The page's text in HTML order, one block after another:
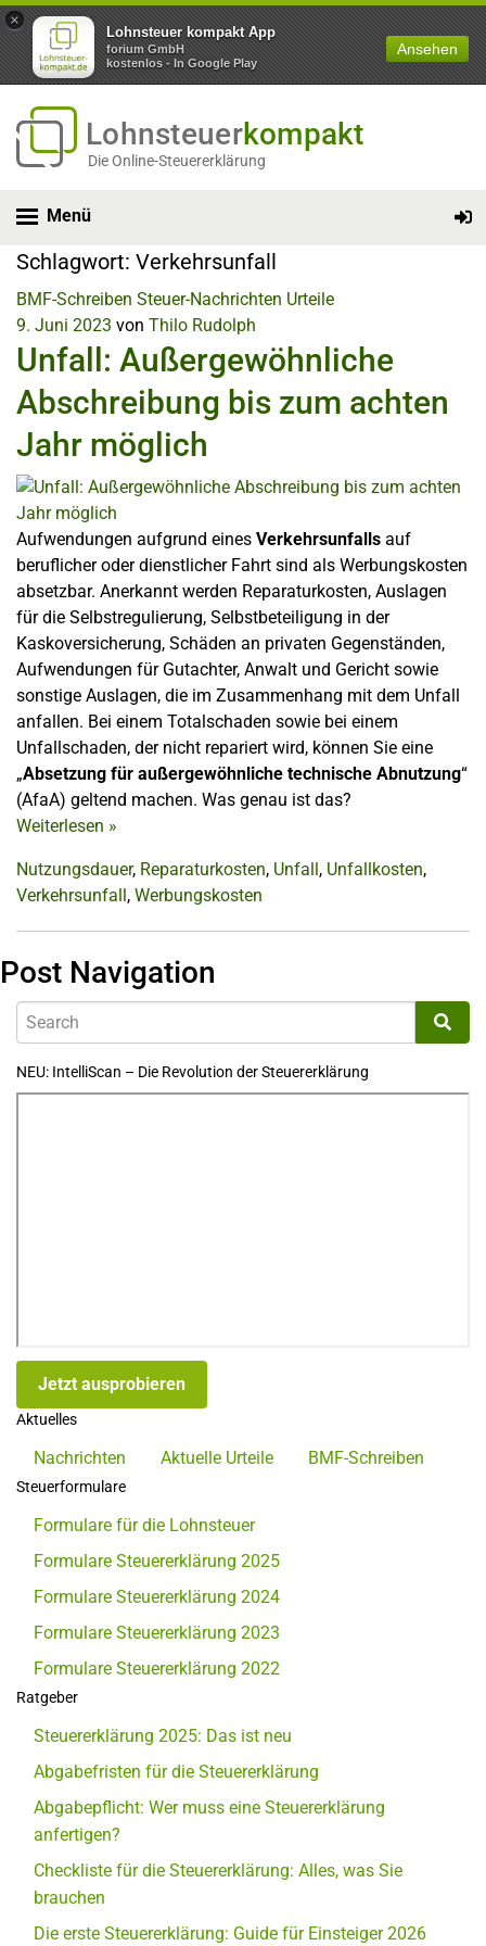
×
Lohnsteuer kompakt App
forium GmbH
kostenlos - In Google Play
Ansehen
Lohnsteuerkompakt
Die Online-Steuererklärung
Menü
Schlagwort: Verkehrsunfall
BMF-Schreiben Steuer-Nachrichten Urteile
9. Juni 2023 von Thilo Rudolph
Unfall: Außergewöhnliche
Abschreibung bis zum achten
Jahr möglich
Aufwendungen aufgrund eines Verkehrsunfalls auf
beruflicher oder dienstlicher Fahrt sind als Werbungskosten
absetzbar. Anerkannt werden Reparaturkosten, Auslagen
für die Selbstregulierung, Selbstbeteiligung in der
Kaskoversicherung, Schäden an privaten Gegenständen,
Aufwendungen für Gutachter, Anwalt und Gericht sowie
sonstige Auslagen, die im Zusammenhang mit dem Unfall
anfallen. Bei einem Totalschaden sowie bei einem
Unfallschaden, der nicht repariert wird, können Sie eine
„Absetzung für außergewöhnliche technische Abnutzung“
(AfaA) geltend machen. Was genau ist das?
Weiterlesen »
Nutzungsdauer, Reparaturkosten, Unfall, Unfallkosten,
Verkehrsunfall, Werbungskosten
Post Navigation
NEU: IntelliScan – Die Revolution der Steuererklärung
Jetzt ausprobieren
Aktuelles
Nachrichten Aktuelle Urteile BMF-Schreiben
Steuerformulare
Formulare für die Lohnsteuer
Formulare Steuererklärung 2025
Formulare Steuererklärung 2024
Formulare Steuererklärung 2023
Formulare Steuererklärung 2022
Ratgeber
Steuererklärung 2025: Das ist neu
Abgabefristen für die Steuererklärung
Abgabepflicht: Wer muss eine Steuererklärung
anfertigen?
Checkliste für die Steuererklärung: Alles, was Sie
brauchen
Die erste Steuererklärung: Guide für Einsteiger 2026